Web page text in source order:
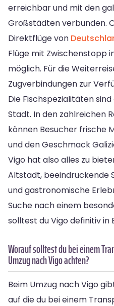
erreichbar und mit den
Großstädten verbunden.
Direktflüge von
Flüge mit Zwischenstopp
möglich. Für die
Zugverbindungen zur
Die Fischspezialitäten
Stadt. In den zahlreichen
können Besucher frische
und den Geschmack
Vigo hat also alles zu
Altstadt, beeindruckende
und gastronomische
Suche nach einem
solltest du Vigo definitiv in
Worauf solltest du bei einem
Umzug nach Vigo achten?
Beim Umzug nach Vigo
auf die du bei einem